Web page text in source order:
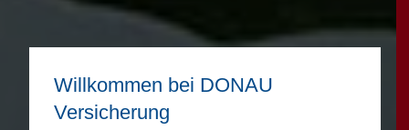
Willkommen bei DONAU
Versicherung